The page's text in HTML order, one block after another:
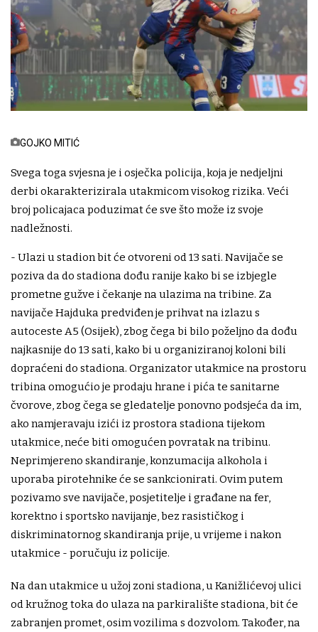
GOJKO MITIĆ
Svega toga svjesna je i osječka policija, koja je nedjeljni
derbi okarakterizirala utakmicom visokog rizika. Veći
broj policajaca poduzimat će sve što može iz svoje
nadležnosti.
- Ulazi u stadion bit će otvoreni od 13 sati. Navijače se
poziva da do stadiona dođu ranije kako bi se izbjegle
prometne gužve i čekanje na ulazima na tribine. Za
navijače Hajduka predviđen je prihvat na izlazu s
autoceste A5 (Osijek), zbog čega bi bilo poželjno da dođu
najkasnije do 13 sati, kako bi u organiziranoj koloni bili
dopraćeni do stadiona. Organizator utakmice na prostoru
tribina omogućio je prodaju hrane i pića te sanitarne
čvorove, zbog čega se gledatelje ponovno podsjeća da im,
ako namjeravaju izići iz prostora stadiona tijekom
utakmice, neće biti omogućen povratak na tribinu.
Neprimjereno skandiranje, konzumacija alkohola i
uporaba pirotehnike će se sankcionirati. Ovim putem
pozivamo sve navijače, posjetitelje i građane na fer,
korektno i sportsko navijanje, bez rasističkog i
diskriminatornog skandiranja prije, u vrijeme i nakon
utakmice - poručuju iz policije.
Na dan utakmice u užoj zoni stadiona, u Kanižlićevoj ulici
od kružnog toka do ulaza na parkiralište stadiona, bit će
zabranjen promet, osim vozilima s dozvolom. Također, na